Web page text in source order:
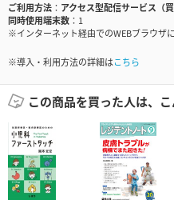
ご利用方法
アクセス型配信サービス（買
同時使用端末数
1
※インターネット経由でのWEBブラウザ
※導入・利用方法の詳細はこちら
この商品を買った人は、こ